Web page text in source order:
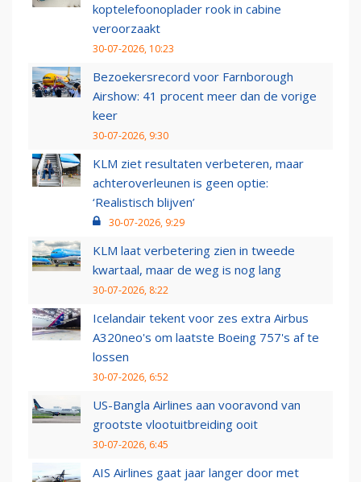
koptelefoonoplader rook in cabine
veroorzaakt
30-07-2026, 10:23
Bezoekersrecord voor Farnborough
Airshow: 41 procent meer dan de vorige
keer
30-07-2026, 9:30
KLM ziet resultaten verbeteren, maar
achteroverleunen is geen optie:
‘Realistisch blijven’
30-07-2026, 9:29
KLM laat verbetering zien in tweede
kwartaal, maar de weg is nog lang
30-07-2026, 8:22
Icelandair tekent voor zes extra Airbus
A320neo's om laatste Boeing 757's af te
lossen
30-07-2026, 6:52
US-Bangla Airlines aan vooravond van
grootste vlootuitbreiding ooit
30-07-2026, 6:45
AIS Airlines gaat jaar langer door met